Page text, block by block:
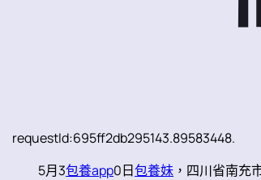
requestId:695ff2db295143.89583448.
5月3包養app0日包養妹 ，四川省南充